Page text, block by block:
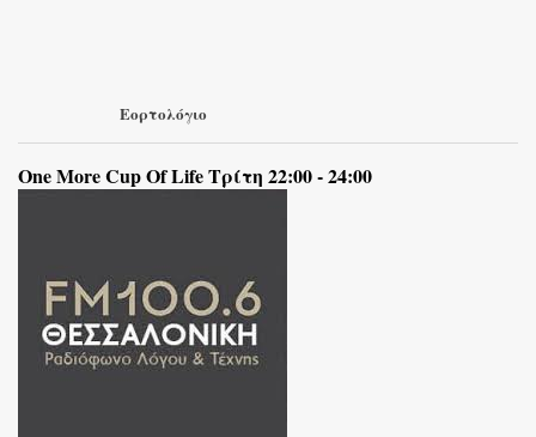
Εορτολόγιο
One More Cup Of Life Τρίτη 22:00 - 24:00